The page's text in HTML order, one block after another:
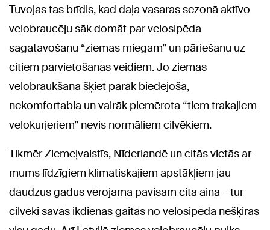
Tuvojas tas brīdis, kad daļa vasaras sezonā aktīvo
velobraucēju sāk domāt par velosipēda
sagatavošanu “ziemas miegam” un pāriešanu uz
citiem pārvietošanās veidiem. Jo ziemas
velobraukšana šķiet pārāk biedējoša,
nekomfortabla un vairāk piemērota “tiem trakajiem
velokurjeriem” nevis normāliem cilvēkiem.
Tikmēr Ziemeļvalstīs, Nīderlandē un citās vietās ar
mums līdzīgiem klimatiskajiem apstākļiem jau
daudzus gadus vērojama pavisam cita aina – tur
cilvēki savās ikdienas gaitās no velosipēda nešķiras